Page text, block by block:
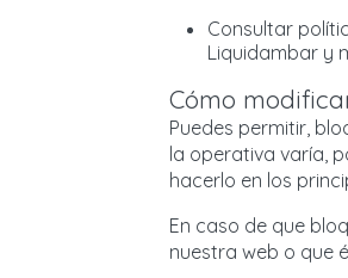
Consultar
Liquidambar y
Cómo
Puedes permitir,
la operativa varía,
hacerlo en los
En caso de que
nuestra web o que